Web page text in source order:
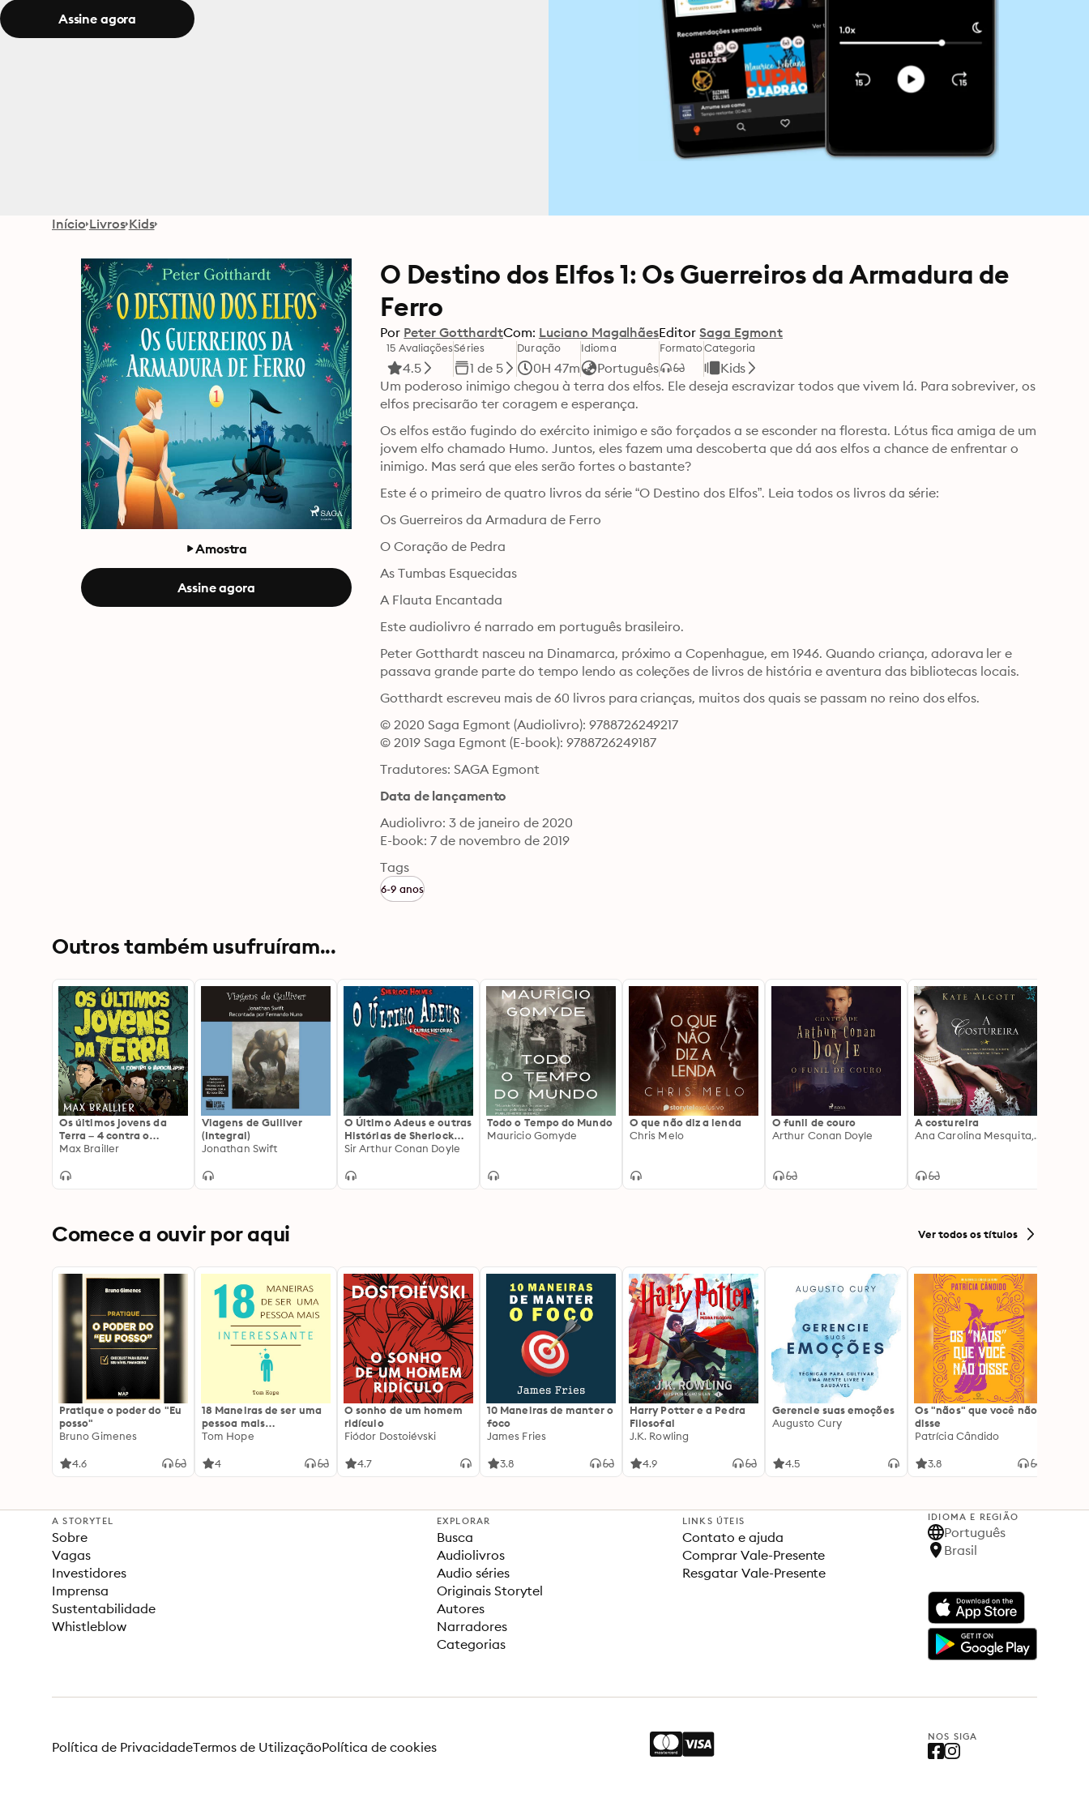
Assine agora
Início Livros Kids
Amostra
Assine agora
O Destino dos Elfos 1: Os Guerreiros da Armadura de
Ferro
Por Peter GotthardtCom: Luciano MagalhãesEditor Saga Egmont
15 Avaliações
4.5
Séries
1 de 5
Duração
0H 47m
Idioma
Português
FormatoCategoria
Kids
Um poderoso inimigo chegou à terra dos elfos. Ele deseja escravizar todos que vivem lá. Para sobreviver, os
elfos precisarão ter coragem e esperança.
Os elfos estão fugindo do exército inimigo e são forçados a se esconder na floresta. Lótus fica amiga de um
jovem elfo chamado Humo. Juntos, eles fazem uma descoberta que dá aos elfos a chance de enfrentar o
inimigo. Mas será que eles serão fortes o bastante?
Este é o primeiro de quatro livros da série “O Destino dos Elfos”. Leia todos os livros da série:
Os Guerreiros da Armadura de Ferro
O Coração de Pedra
As Tumbas Esquecidas
A Flauta Encantada
Este audiolivro é narrado em português brasileiro.
Peter Gotthardt nasceu na Dinamarca, próximo a Copenhague, em 1946. Quando criança, adorava ler e
Gotthardt escreveu mais de 60 livros para crianças, muitos dos quais se passam no reino dos elfos.
© 2020 Saga Egmont (Audiolivro): 9788726249217
© 2019 Saga Egmont (E-book): 9788726249187
Tradutores: SAGA Egmont
Data de lançamento
Audiolivro: 3 de janeiro de 2020
E-book: 7 de novembro de 2019
Tags
6-9 anos
Outros também usufruíram...
Os últimos jovens da
Terra – 4 contra o
Apocalipse
Max Brailler
Viagens de Gulliver
(Integral)
Jonathan Swift
O Último Adeus e outras
Histórias de Sherlock
Holmes
Sir Arthur Conan Doyle
Todo o Tempo do Mundo
Mauricio Gomyde
O que não diz a lenda
Chris Melo
O funil de couro
Arthur Conan Doyle
A costureira
Ana Carolina Mesquita, Kate Alcott
Comece a ouvir por aqui Ver todos os títulos
Pratique o poder do "Eu
posso"
Bruno Gimenes
4.6
18 Maneiras de ser uma
pessoa mais
interessante
Tom Hope
4
O sonho de um homem
ridículo
Fiódor Dostoiévski
4.7
10 Maneiras de manter o
foco
James Fries
3.8
Harry Potter e a Pedra
Filosofal
J.K. Rowling
4.9
Gerencie suas emoções
Augusto Cury
4.5
Os "nãos" que você não
disse
Patrícia Cândido
3.8
A STORYTEL
Sobre
Vagas
Investidores
Imprensa
Sustentabilidade
Whistleblow
EXPLORAR
Busca
Audiolivros
Audio séries
Originais Storytel
Autores
Narradores
Categorias
LINKS ÚTEIS
Contato e ajuda
Comprar Vale-Presente
Resgatar Vale-Presente
IDIOMA E REGIÃO
Português
Brasil
NOS SIGA
Política de PrivacidadeTermos de UtilizaçãoPolítica de cookies